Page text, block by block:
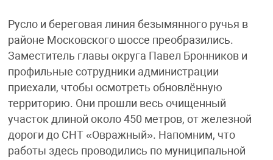
Русло и береговая линия безымянного ручья в
районе Московского шоссе преобразились.
Заместитель главы округа Павел Бронников и
профильные сотрудники администрации
приехали, чтобы осмотреть обновлённую
территорию. Они прошли весь очищенный
участок длиной около 450 метров, от железной
дороги до СНТ «Овражный». Напомним, что
работы здесь проводились по муниципальной